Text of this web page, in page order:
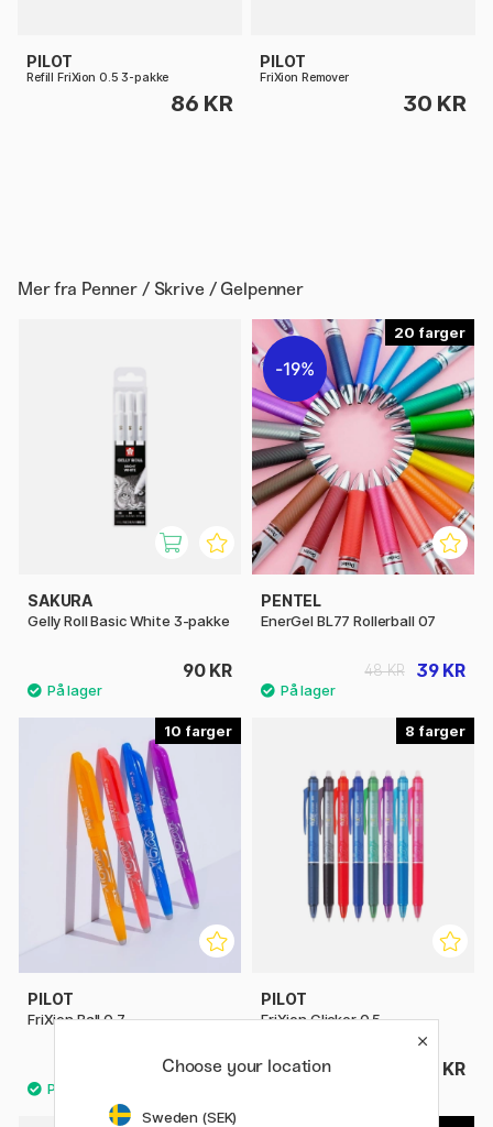
PILOT
Refill FriXion 0.5 3-pakke
86 KR
PILOT
FriXion Remover
30 KR
Mer fra Penner / Skrive / Gelpenner
SAKURA
Gelly Roll Basic White 3-pakke
90 KR
20
19%
PENTEL
EnerGel BL77 Rollerball 07
39 KR
48 KR
10
PILOT
FriXion Ball 0.7
49 KR
8
PILOT
FriXion Clicker 0.5
49 KR
Choose your location
Sweden (SEK)